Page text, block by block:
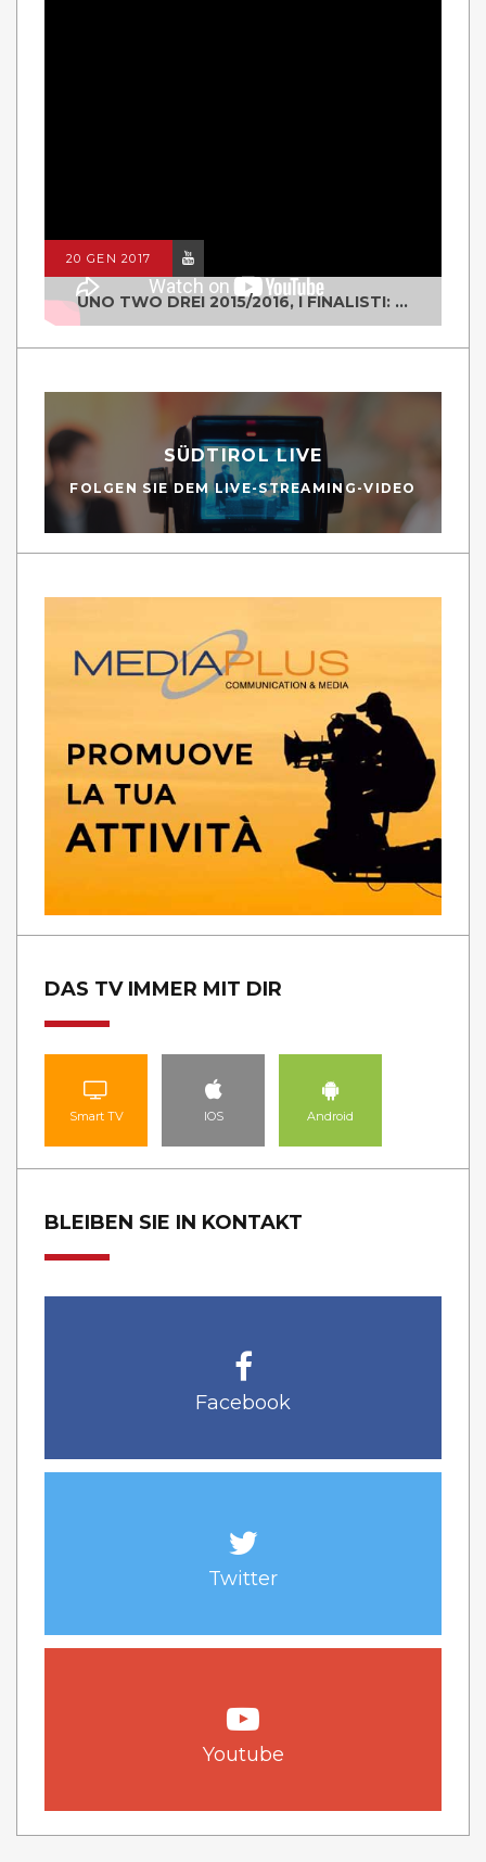
20 GEN 2017
UNO TWO DREI 2015/2016, I FINALISTI: CLASSE IV ALS ISTITUTO "DEGASPERI" BORGO VALSUGANA
SÜDTIROL LIVE
FOLGEN SIE DEM LIVE-STREAMING-VIDEO
DAS TV IMMER MIT DIR
Smart TV IOS Android
BLEIBEN SIE IN KONTAKT
Facebook
Twitter
Youtube